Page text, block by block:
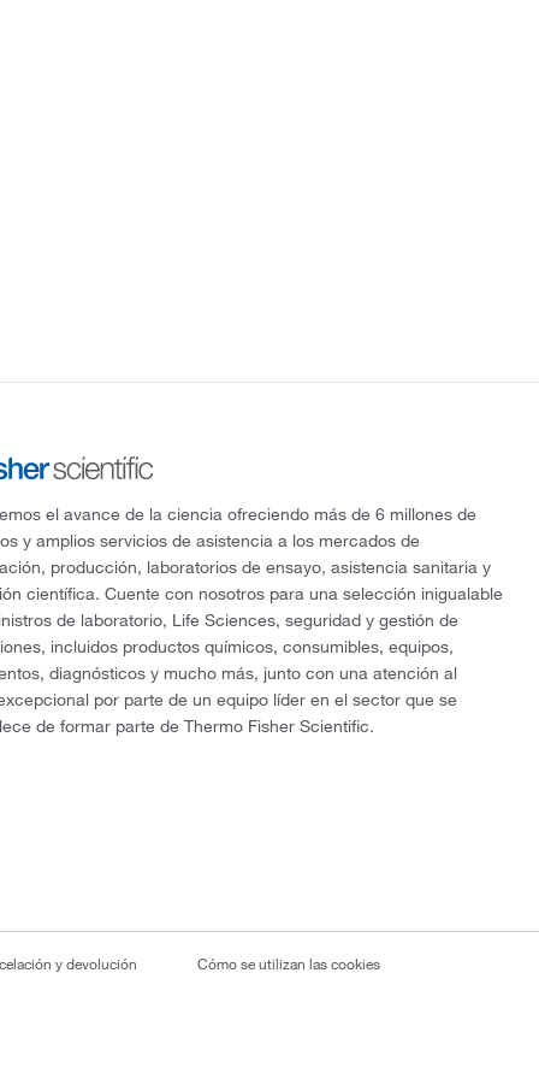
el avance de la ciencia ofreciendo más de 6 millones de
y amplios servicios de asistencia a los mercados de
producción, laboratorios de ensayo, asistencia sanitaria y
científica. Cuente con nosotros para una selección inigualable
de laboratorio, Life Sciences, seguridad y gestión de
incluidos productos químicos, consumibles, equipos,
diagnósticos y mucho más, junto con una atención al
por parte de un equipo líder en el sector que se
de formar parte de Thermo Fisher Scientific.
y devolución Cómo se utilizan las cookies